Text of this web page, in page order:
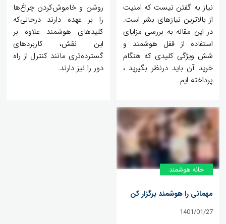
نیاز به گفتن نیست که امنیت
از بالاترین نیازهای بشر است.
در این مقاله به بررسی مزایای
استفاده از قفل هوشمند و
شش ویژگی کلیدی که هنگام
خرید آن باید درنظر بگیرید ،
پرداخته ایم.
روشن و خاموش‌کردن چراغ‌ها
را بر عهده دارند درحالی‌که
کلیدهای هوشمند علاوه بر
این نقش، کاربردهای
گسترده‌تری مانند کنترل از راه
دور را نیز دارند.
خانه‌ هوشمند
مهمانی را هوشمند برگزار کن
1401/01/27